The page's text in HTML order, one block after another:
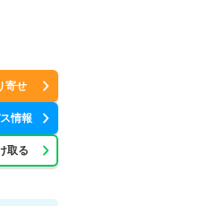
寄せ
情報
取る